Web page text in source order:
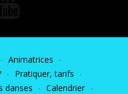
Animatrices
Pratiquer, tarifs
danses Calendrier